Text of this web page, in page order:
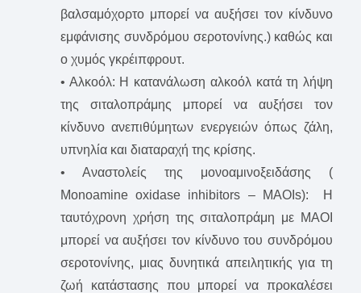
βαλσαμόχορτο μπορεί να αυξήσει τον κίνδυνο
εμφάνισης συνδρόμου σεροτονίνης.) καθώς και
ο χυμός γκρέιπφρουτ.
• Αλκοόλ: Η κατανάλωση αλκοόλ κατά τη λήψη
της σιταλοπράμης μπορεί να αυξήσει τον
κίνδυνο ανεπιθύμητων ενεργειών όπως ζάλη,
υπνηλία και διαταραχή της κρίσης.
• Αναστολείς της μονοαμινοξειδάσης (
Monoamine oxidase inhibitors – MAOIs): Η
ταυτόχρονη χρήση της σιταλοπράμη με ΜΑΟΙ
μπορεί να αυξήσει τον κίνδυνο του συνδρόμου
σεροτονίνης, μιας δυνητικά απειλητικής για τη
ζωή κατάστασης που μπορεί να προκαλέσει